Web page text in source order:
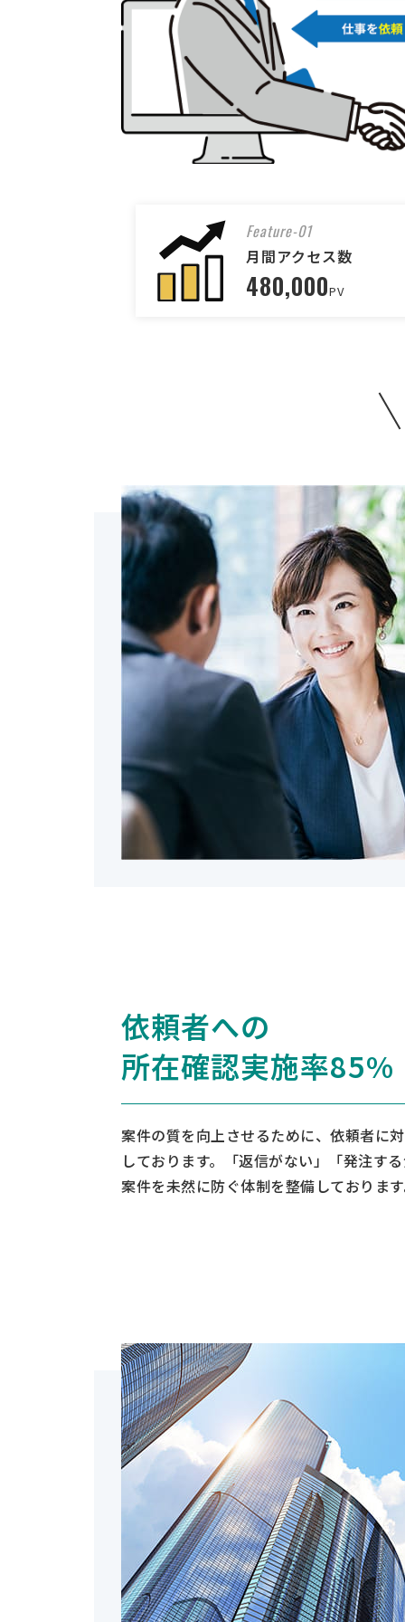
Feature-01
月間アクセス数
480,000PV
依頼者への
所在確認実施率85%
案件の質を向上させるために、依頼者に
しております。「返信がない」「発注す
案件を未然に防ぐ体制を整備しておりま